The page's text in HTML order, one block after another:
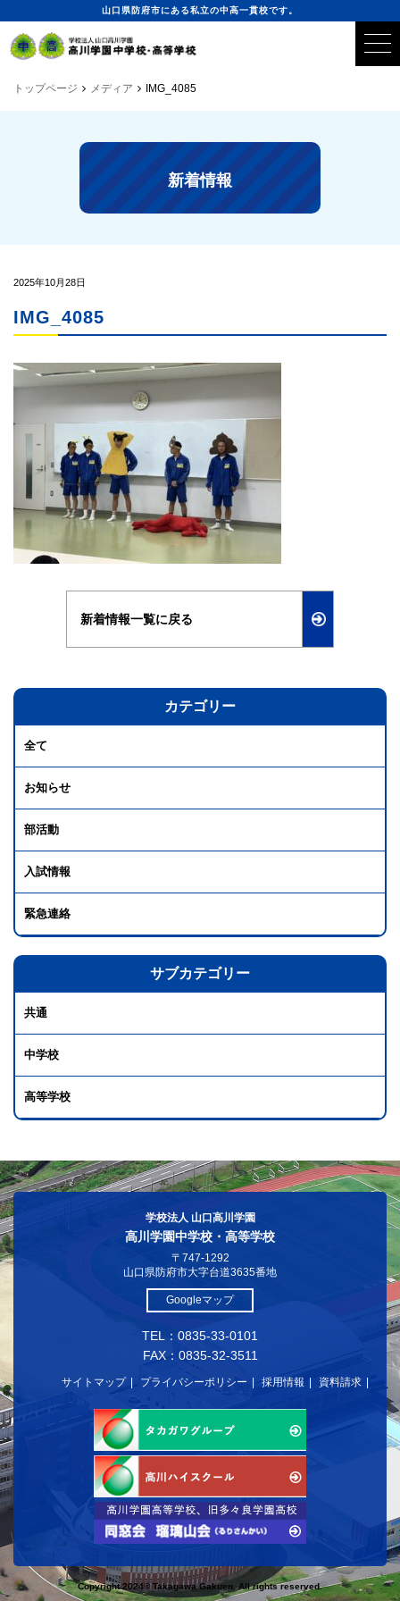
山口県防府市にある私立の中高一貫校です。
トップページ メディア IMG_4085
新着情報
2025年10月28日
IMG_4085
新着情報一覧に戻る
カテゴリー
全て
お知らせ
部活動
入試情報
緊急連絡
サブカテゴリー
共通
中学校
高等学校
学校法人 山口高川学園
高川学園中学校・高等学校
〒747-1292
山口県防府市大字台道3635番地
Googleマップ
TEL：0835-33-0101
FAX：0835-32-3511
サイトマップ プライバシーポリシー 採用情報 資料請求
Copyright 2024© Takagawa Gakuen. All rights reserved.